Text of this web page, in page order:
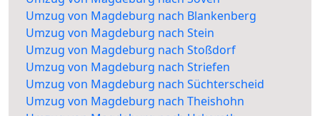
Umzug von Magdeburg nach Blankenberg
Umzug von Magdeburg nach Stein
Umzug von Magdeburg nach Stoßdorf
Umzug von Magdeburg nach Striefen
Umzug von Magdeburg nach Süchterscheid
Umzug von Magdeburg nach Theishohn